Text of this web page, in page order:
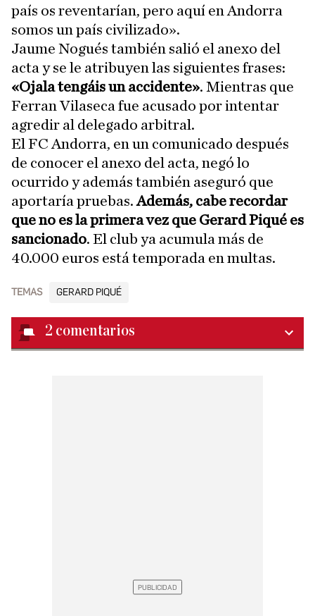
país os reventarían, pero aquí en Andorra
somos un país civilizado».
Jaume Nogués también salió el anexo del
acta y se le atribuyen las siguientes frases:
«Ojala tengáis un accidente». Mientras que
Ferran Vilaseca fue acusado por intentar
agredir al delegado arbitral.
El FC Andorra, en un comunicado después
de conocer el anexo del acta, negó lo
ocurrido y además también aseguró que
aportaría pruebas.Además, cabe recordar
que no es la primera vez que Gerard Piqué es
sancionado. El club ya acumula más de
40.000 euros está temporada en multas.
TEMAS GERARD PIQUÉ
2 comentarios